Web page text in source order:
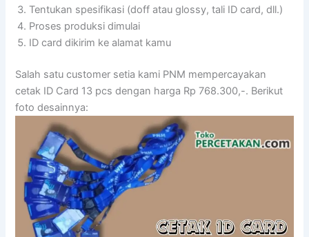
Tentukan spesifikasi (doff atau glossy, tali ID card, dll.)
Proses produksi dimulai
ID card dikirim ke alamat kamu
Salah satu customer setia kami PNM mempercayakan
cetak ID Card 13 pcs dengan harga Rp 768.300,-. Berikut
foto desainnya: